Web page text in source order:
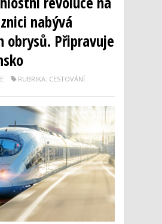
nabývá
obrysů. Připravuje
RUBRIKA: CESTOVÁNÍ